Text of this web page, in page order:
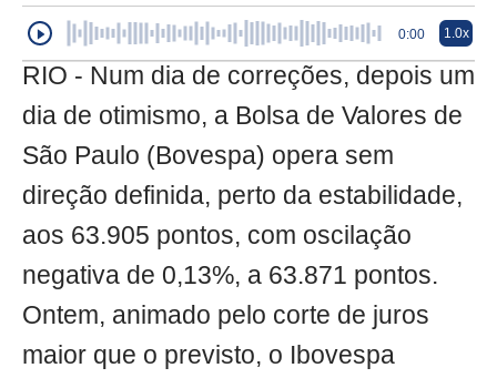
0:00 1.0x
RIO - Num dia de correções, depois um
dia de otimismo, a Bolsa de Valores de
São Paulo (Bovespa) opera sem
direção definida, perto da estabilidade,
aos 63.905 pontos, com oscilação
negativa de 0,13%, a 63.871 pontos.
Ontem, animado pelo corte de juros
maior que o previsto, o Ibovespa